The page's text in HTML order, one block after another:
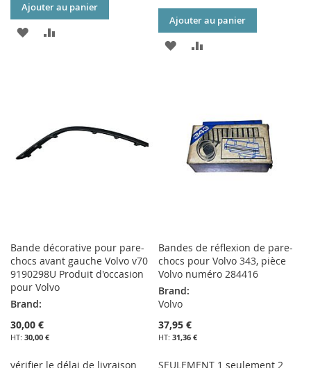
Ajouter au panier
AJOUTER
D’ENVIE
Ajouter au panier
AJOUTER
D’ENVIE
Bande décorative pour pare-
chocs avant gauche Volvo v70
9190298U Produit d'occasion
pour Volvo
Brand:
30,00 €
30,00 €
vérifier le délai de livraison
Bandes de réflexion de pare-
chocs pour Volvo 343, pièce
Volvo numéro 284416
Brand:
Volvo
37,95 €
31,36 €
SEULEMENT 1 seulement 2